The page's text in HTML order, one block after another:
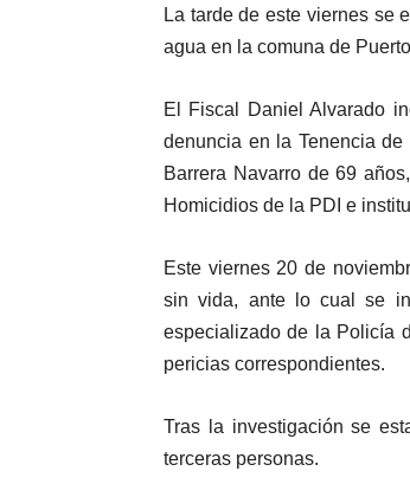
La tarde de este viernes se
agua en la comuna de
El Fiscal Daniel Alvarado
denuncia en la Tenencia
Barrera Navarro de 69
Homicidios de la PDI e
Este viernes 20 de
sin vida, ante lo cual se
especializado de la Policía
pericias correspondientes.
Tras la investigación se
terceras personas.